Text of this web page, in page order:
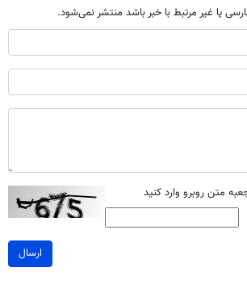
یا غیر مرتبط با خبر باشد منتشر نمی‌شود.
متن روبرو وارد کنید
ارسال